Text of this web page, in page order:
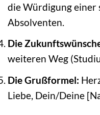
die Würdigung einer
Absolventen.
Die
weiteren Weg
Die Grußformel:
Liebe, Dein/Deine